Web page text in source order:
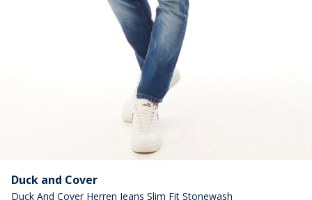
Duck and Cover
Duck And Cover Herren Jeans Slim Fit Stonewash